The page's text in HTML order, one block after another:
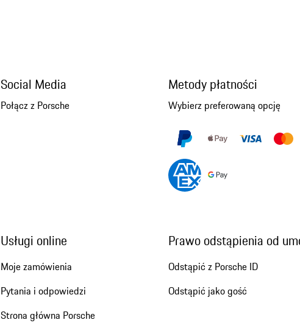
Social Media
Połącz z Porsche
Metody płatności
Wybierz preferowaną opcję
Usługi online
Moje zamówienia
Pytania i odpowiedzi
Strona główna Porsche
Prawo odstąpienia od
Odstąpić z Porsche ID
Odstąpić jako gość